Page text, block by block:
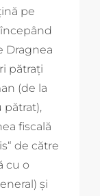
pe
Dragnea
pătrați
(de la
pătrat),
fiscală
de către
cu o
și